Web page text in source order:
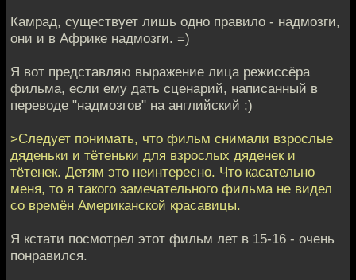
Камрад, существует лишь одно правило - надмозги,
они и в Африке надмозги. =)
Я вот представляю выражение лица режиссёра
фильма, если ему дать сценарий, написанный в
переводе "надмозгов" на английский ;)
>Следует понимать, что фильм снимали взрослые
дяденьки и тётеньки для взрослых дяденек и
тётенек. Детям это неинтересно. Что касательно
меня, то я такого замечательного фильма не видел
со времён Американской красавицы.
Я кстати посмотрел этот фильм лет в 15-16 - очень
понравился.